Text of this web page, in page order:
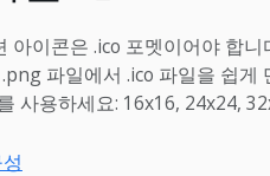
이콘은 .ico 포멧이어야 합니
파일에서 .ico 파일을 쉽게
사용하세요: 16x16, 24x24,